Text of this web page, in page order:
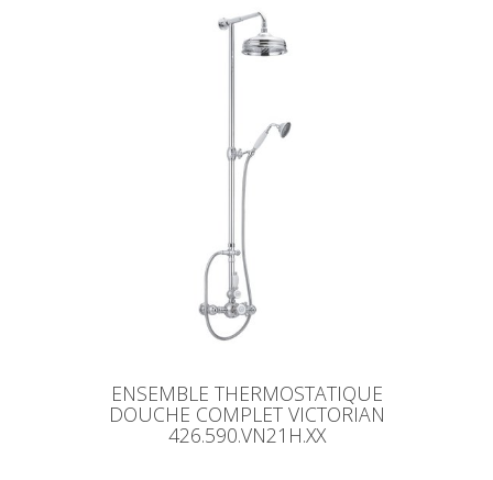
ENSEMBLE THERMOSTATIQUE
DOUCHE COMPLET VICTORIAN
426.590.VN21H.XX